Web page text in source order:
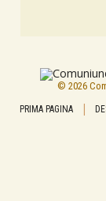
© 2026
PRIMA PAGINA |